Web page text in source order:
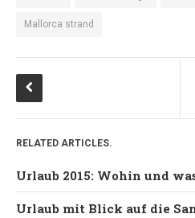
Mallorca strand
RELATED ARTICLES.